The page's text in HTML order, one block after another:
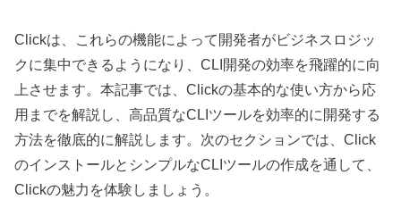
Clickは、これらの機能によって開発者がビジネスロジッ
クに集中できるようになり、CLI開発の効率を飛躍的に向
上させます。本記事では、Clickの基本的な使い方から応
用までを解説し、高品質なCLIツールを効率的に開発する
方法を徹底的に解説します。次のセクションでは、Click
のインストールとシンプルなCLIツールの作成を通して、
Clickの魅力を体験しましょう。